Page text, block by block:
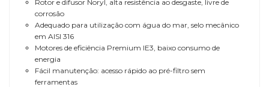
Rotor e difusor Noryl, alta resistência ao desgaste, livre de
corrosão
Adequado para utilização com água do mar, selo mecânico
em AISI 316
Motores de eficiência Premium IE3, baixo consumo de
energia
Fácil manutenção: acesso rápido ao pré-filtro sem
ferramentas